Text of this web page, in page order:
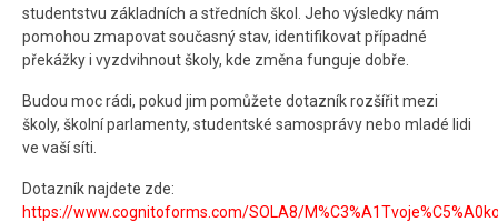
studentstvu základních a středních škol. Jeho výsledky nám
pomohou zmapovat současný stav, identifikovat případné
překážky i vyzdvihnout školy, kde změna funguje dobře.
Budou moc rádi, pokud jim pomůžete dotazník rozšířit mezi
školy, školní parlamenty, studentské samosprávy nebo mladé lidi
ve vaší síti.
Dotazník najdete zde:
https://www.cognitoforms.com/SOLA8/